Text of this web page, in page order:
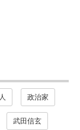
政治家
武田信玄